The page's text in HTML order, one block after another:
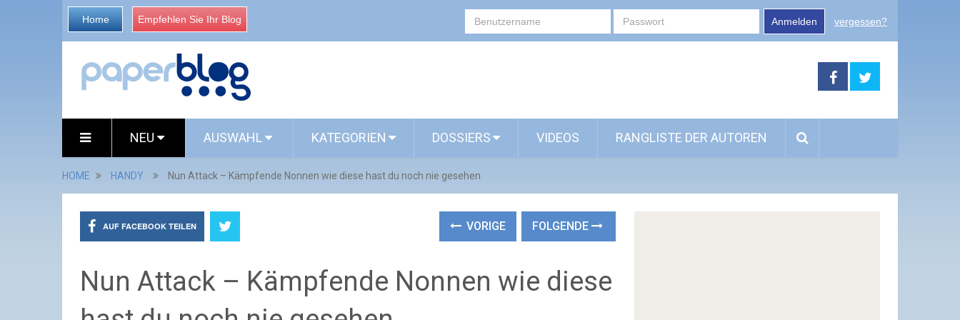
Home Empfehlen Sie Ihr Blog Anmelden vergessen?
NEU AUSWAHL KATEGORIEN DOSSIERS VIDEOS RANGLISTE DER AUTOREN
HOME HANDY Nun Attack – Kämpfende Nonnen wie diese hast du noch nie gesehen
AUF FACEBOOK TEILEN VORIGE FOLGENDE
Nun Attack – Kämpfende Nonnen wie diese